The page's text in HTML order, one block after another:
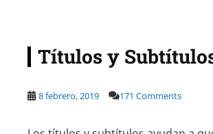
Títulos y
8 febrero, 2019 171 Comments